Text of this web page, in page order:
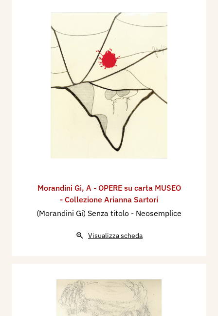
Morandini Gi, A - OPERE su carta MUSEO
- Collezione Arianna Sartori
(Morandini Gi) Senza titolo - Neosemplice
Visualizza scheda